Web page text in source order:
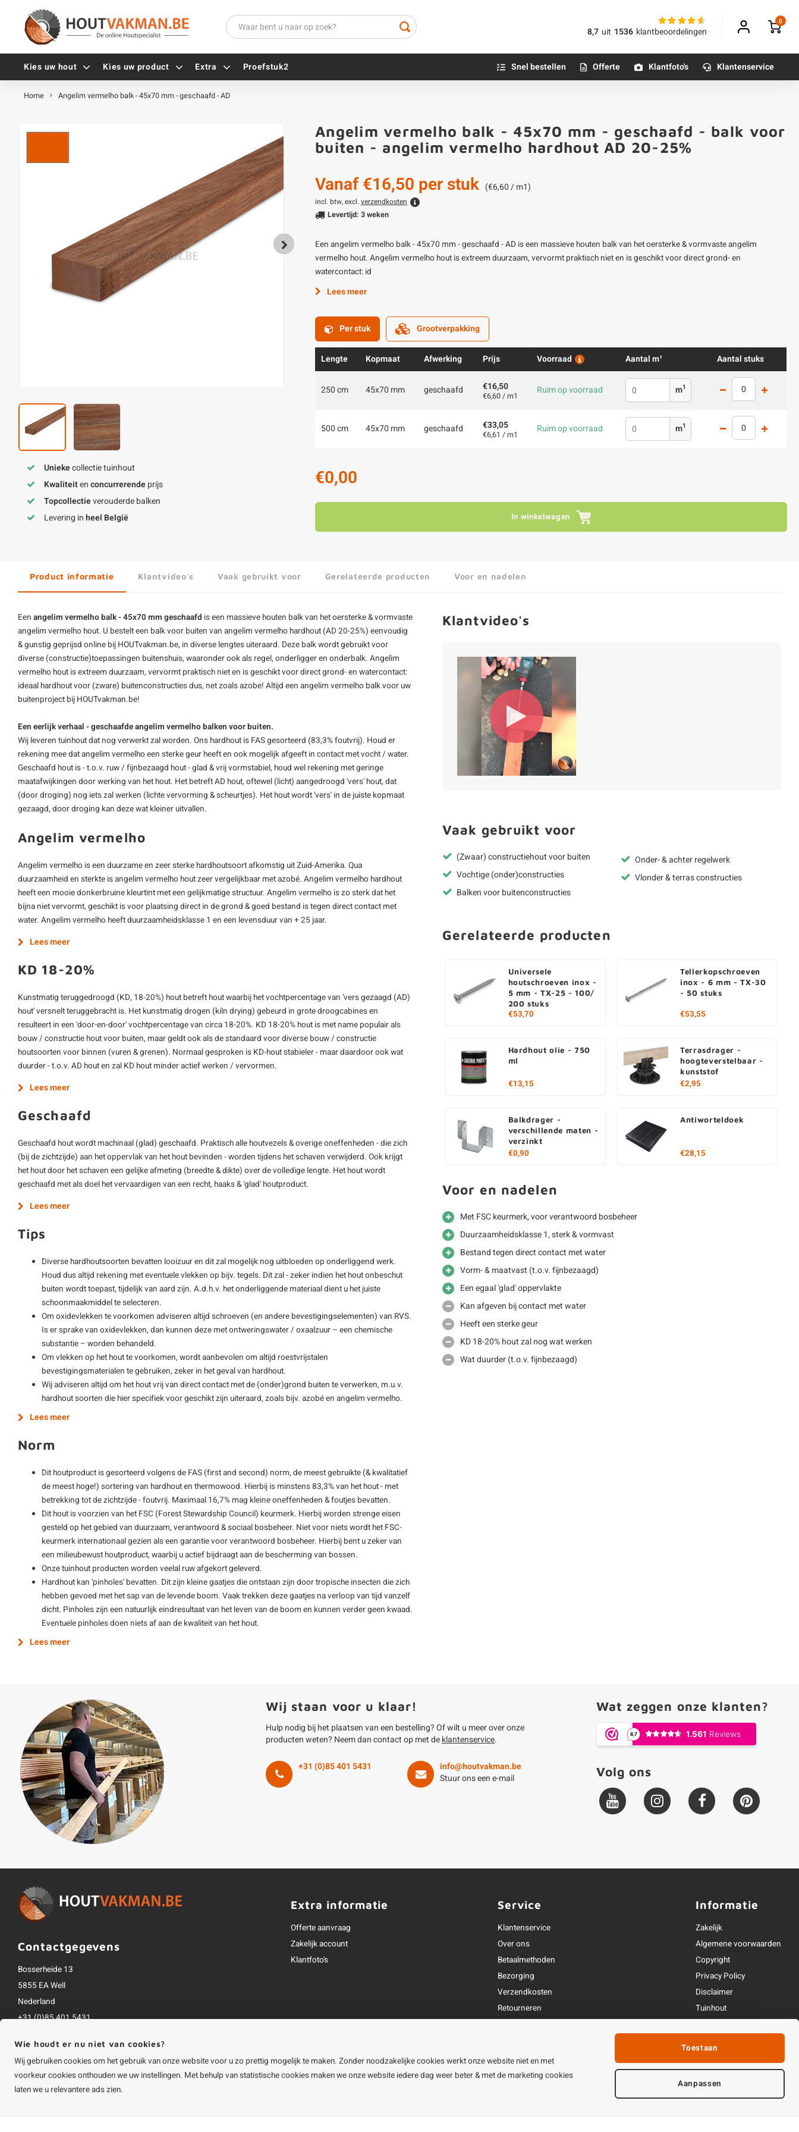
8,7 uit 1536 klantbeoordelingen
0
Kies uw hout Kies uw product Extra
Tellerkopschroeven
Alle vijzen
Hoekankers
Terrasdragers
B-fix
PuraFix
Verbindingsstukken
Houten pennen
Blauwsteen sokkels
Olie - voor buiten
Impregneer
Olie en lak - voor binnen
Betonmortels
Alle poten & onderstellen
Proefstuk2 Snel bestellen Offerte Klantfoto's Klantenservice
Home Angelim vermelho balk - 45x70 mm - geschaafd - AD
Uniekecollectie tuinhout
Kwaliteitenconcurrerendeprijs
Topcollectieverouderde balken
Levering inheel België
Angelim vermelho balk - 45x70 mm - geschaafd - balk voor
buiten - angelim vermelho hardhout AD 20-25%
Vanaf€16,50 per stuk (€6,60 / m1)
incl. btw, excl. verzendkosten
Levertijd: 3 weken
Een angelim vermelho balk - 45x70 mm - geschaafd - AD is een massieve houten balk van het oersterke & vormvaste angelim
vermelho hout. Angelim vermelho hout is extreem duurzaam, vervormt praktisch niet en is geschikt voor direct grond- en
watercontact: id
Lees meer
Per stuk Grootverpakking
Lengte Kopmaat Afwerking Prijs Voorraad Aantal m¹ Aantal stuks
250 cm 45x70 mm geschaafd €16,50
€6,60 / m1 Ruim op voorraad m1
500 cm 45x70 mm geschaafd €33,05
€6,61 / m1 Ruim op voorraad m1
€0,00
In winkelwagen
Product informatie Klantvideo's Vaak gebruikt voor Gerelateerde producten Voor en nadelen
Een angelim vermelho balk - 45x70 mm geschaafd is een massieve houten balk van het oersterke & vormvaste
angelim vermelho hout. U bestelt een balk voor buiten van angelim vermelho hardhout (AD 20-25%) eenvoudig
& gunstig geprijsd online bij HOUTvakman.be, in diverse lengtes uiteraard. Deze balk wordt gebruikt voor
diverse (constructie)toepassingen buitenshuis, waaronder ook als regel, onderligger en onderbalk. Angelim
vermelho hout is extreem duurzaam, vervormt praktisch niet en is geschikt voor direct grond- en watercontact:
ideaal hardhout voor (zware) buitenconstructies dus, net zoalsazobe! Altijd een angelim vermelho balk voor uw
buitenproject bij HOUTvakman.be!
Een eerlijk verhaal - geschaafde angelim vermelho balken voor buiten.
Wij leveren tuinhoutdat nog verwerkt zal worden. Ons hardhout is FAS gesorteerd (83,3% foutvrij). Houd er
rekening mee dat angelim vermelho een sterke geur heeft en ook mogelijk afgeeft in contact met vocht / water.
Geschaafd hout is - t.o.v. ruw / fijnbezaagd hout - glad & vrij vormstabiel, houd wel rekening met geringe
maatafwijkingen door werking van het hout. Het betreft AD hout, oftewel (licht) aangedroogd 'vers' hout, dat
(door droging) nog iets zal werken (lichte vervorming & scheurtjes). Het hout wordt 'vers' in de juiste kopmaat
gezaagd, door droging kan deze wat kleiner uitvallen.
Angelim vermelho
Angelim vermelho is een duurzame en zeer sterke hardhoutsoort afkomstig uit Zuid-Amerika. Qua
duurzaamheid en sterkte is angelim vermelho hout zeer vergelijkbaar met azobé. Angelim vermelho hardhout
heeft een mooie donkerbruine kleurtint met een gelijkmatige structuur. Angelim vermelho is zo sterk dat het
bijna niet vervormt, geschikt is voor plaatsing direct in de grond & goed bestand is tegen direct contact met
water. Angelim vermelho heeft duurzaamheidsklasse 1 en een levensduur van + 25 jaar.
Lees meer
KD 18-20%
Kunstmatig teruggedroogd (KD, 18-20%) hout betreft hout waarbij het vochtpercentage van 'vers gezaagd (AD)
hout' versnelt teruggebracht is. Het kunstmatig drogen (kiln drying) gebeurd in grote droogcabines en
resulteert in een 'door-en-door' vochtpercentage van circa 18-20%. KD 18-20% hout is met name populair als
bouw / constructie hout voor buiten, maar geldt ook als de standaard voor diverse bouw / constructie
houtsoorten voor binnen (vuren & grenen). Normaal gesproken is KD-hout stabieler - maar daardoor ook wat
duurder - t.o.v. AD hout en zal KD hout minder actief werken / vervormen.
Lees meer
Geschaafd
Geschaafd hout wordt machinaal (glad) geschaafd. Praktisch alle houtvezels & overige oneffenheden - die zich
(bij de zichtzijde) aan het oppervlak van het hout bevinden - worden tijdens het schaven verwijderd. Ook krijgt
het hout door het schaven een gelijke afmeting (breedte & dikte) over de volledige lengte. Het hout wordt
geschaafd met als doel het vervaardigen van een recht, haaks & 'glad' houtproduct.
Lees meer
Tips
Diverse hardhoutsoorten bevatten looizuur en dit zal mogelijk nog uitbloeden op onderliggend werk.
Houd dus altijd rekening met eventuele vlekken op bijv. tegels. Dit zal - zeker indien het hout onbeschut
buiten wordt toepast, tijdelijk van aard zijn. A.d.h.v. het onderliggende materiaal dient u het juiste
schoonmaakmiddel te selecteren.
Om oxidevlekken te voorkomen adviseren altijd schroeven (en andere bevestigingselementen) van RVS.
Is er sprake van oxidevlekken, dan kunnen deze met ontweringswater / oxaalzuur – een chemische
substantie – worden behandeld.
Om vlekken op het hout te voorkomen, wordt aanbevolen om altijd roestvrijstalen
bevestigingsmaterialen te gebruiken, zeker in het geval van hardhout.
Wij adviseren altijd om het hout vrij van direct contact met de (onder)grond buiten te verwerken, m.u.v.
hardhout soorten die hier specifiek voor geschikt zijn uiteraard, zoals bijv. azobé en angelim vermelho.
Lees meer
Norm
Dit houtproduct is gesorteerd volgens de FAS (first and second) norm, de meest gebruikte (& kwalitatief
de meest hoge!) sortering van hardhout en thermowood. Hierbij is minstens 83,3% van het hout - met
betrekking tot de zichtzijde - foutvrij. Maximaal 16,7% mag kleine oneffenheden & foutjes bevatten.
Dit hout is voorzien van het FSC (Forest Stewardship Council) keurmerk. Hierbij worden strenge eisen
gesteld op het gebied van duurzaam, verantwoord & sociaal bosbeheer. Niet voor niets wordt het FSC-
keurmerk internationaal gezien als een garantie voor verantwoord bosbeheer. Hierbij bent u zeker van
een milieubewust houtproduct, waarbij u actief bijdraagt aan de bescherming van bossen.
Onze tuinhout producten worden veelal ruw afgekort geleverd.
Hardhout kan 'pinholes' bevatten. Dit zijn kleine gaatjes die ontstaan zijn door tropische insecten die zich
hebben gevoed met het sap van de levende boom. Vaak trekken deze gaatjes na verloop van tijd vanzelf
dicht. Pinholes zijn een natuurlijk eindresultaat van het leven van de boom en kunnen verder geen kwaad.
Eventuele pinholes doen niets af aan de kwaliteit van het hout.
Lees meer
Klantvideo's
Vaak gebruikt voor
(Zwaar) constructiehout voor buiten
Vochtige (onder)constructies
Balken voor buitenconstructies
Onder- & achter regelwerk
Vlonder & terras constructies
Gerelateerde producten
Universele
houtschroeven inox -
5 mm - TX-25 - 100/
200 stuks
€53,70
Tellerkopschroeven
inox - 6 mm - TX-30
- 50 stuks
€53,55
Hardhout olie - 750
ml
€13,15
Terrasdrager -
hoogteverstelbaar -
kunststof
€2,95
Balkdrager -
verschillende maten -
verzinkt
€0,90
Antiworteldoek
€28,15
Voor en nadelen
Met FSC keurmerk, voor verantwoord bosbeheer
Duurzaamheidsklasse 1, sterk & vormvast
Bestand tegen direct contact met water
Vorm- & maatvast (t.o.v. fijnbezaagd)
Een egaal 'glad' oppervlakte
Kan afgeven bij contact met water
Heeft een sterke geur
KD 18-20% hout zal nog wat werken
Wat duurder (t.o.v. fijnbezaagd)
Wij staan voor u klaar!
Hulp nodig bij het plaatsen van een bestelling? Of wilt u meer over onze
producten weten? Neem dan contact op met deklantenservice.
+31 (0)85 401 5431
info@houtvakman.be
Stuur ons een e-mail
Wat zeggen onze klanten?
Volg ons
Contactgegevens
Bosserheide 13
5855 EA Well
Nederland
+31 (0)85 401 5431
Alle bedragen zijn incl. btw
Extra informatie
Offerte aanvraag
Zakelijk account
Klantfoto's
Service
Klantenservice
Over ons
Betaalmethoden
Bezorging
Verzendkosten
Retourneren
Openingstijden & contact
Informatie
Zakelijk
Algemene voorwaarden
Copyright
Privacy Policy
Disclaimer
Tuinhout
Wie houdt er nu niet van cookies?
Wij gebruiken cookies om het gebruik van onze website voor u zo prettig mogelijk te maken. Zonder noodzakelijke cookies werkt onze website niet en met
voorkeur cookies onthouden we uw instellingen. Met behulp van statistische cookies maken we onze website iedere dag weer beter & met de marketing cookies
laten we u relevantere ads zien.
Toestaan
Aanpassen